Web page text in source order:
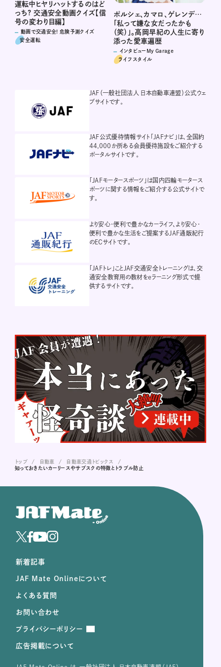
運転中ヒヤリハットするのはど
っち? 交通安全動画クイズ【信
号の変わり目編】
動画で交通安全! 危険予測クイズ
安全運転
ポルシェ、カマロ、ゲレンデ…
「私って嫌な女だったかも
（笑）」。高岡早紀の人生に寄り
添った愛車遍歴
インタビューMy Garage
ライフスタイル
JAF（一般社団法人 日本自動車連盟）公式ウェ
ブサイトです。
JAF公式優待情報サイト「JAFナビ」は、全国約
44,000か所ある会員優待施設をご紹介する
ポータルサイトです。
「JAFモータースポーツ」は国内四輪モータース
ポーツに関する情報をご紹介する公式サイトで
す。
より安心・便利で豊かなカーライフ、より安心・
便利で豊かな生活をご提案するJAF通販紀行
のECサイトです。
「JAFトレ」ことJAF交通安全トレーニングは、交
通安全教育用の教材をeラーニング形式で提
供するサイトです。
トップ 自動車
自動車交通トピックス
知っておきたいカーリースやサブスクの特徴とトラブル防止
新着記事
JAF Mate Onlineについて
よくある質問
お問い合わせ
プライバシーポリシー
広告掲載について